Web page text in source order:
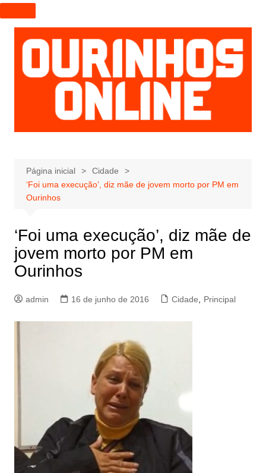
I
r
p
a
r
a
e
ú
d
Página inicial
Cidade
‘Foi uma execução’, diz mãe de jovem morto por PM em
Ourinhos
‘Foi uma execução’, diz mãe de
jovem morto por PM em
Ourinhos
admin 16 de junho de 2016 Cidade Principal